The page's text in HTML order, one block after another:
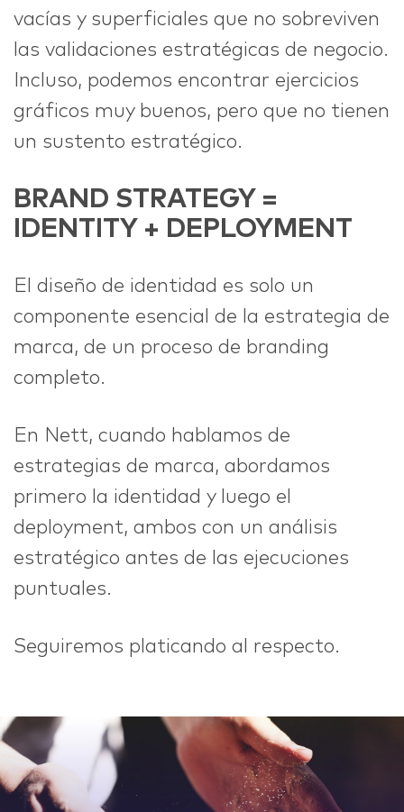
vacías y superficiales que no sobreviven
las validaciones estratégicas de negocio.
Incluso, podemos encontrar ejercicios
gráficos muy buenos, pero que no tienen
un sustento estratégico.
BRAND STRATEGY =
IDENTITY + DEPLOYMENT
El diseño de identidad es solo un
componente esencial de la estrategia de
marca, de un proceso de branding
completo.
En Nett, cuando hablamos de
estrategias de marca, abordamos
primero la identidad y luego el
deployment, ambos con un análisis
estratégico antes de las ejecuciones
puntuales.
Seguiremos platicando al respecto.